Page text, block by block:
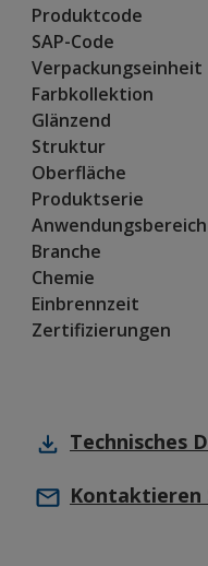
Produktcode
SAP-Code
Verpackungseinheit
Farbkollektion
Glänzend
Struktur
Oberfläche
Produktserie
Anwendungsbereich
Branche
Chemie
Einbrennzeit
Zertifizierungen
Technisches
Kontaktieren